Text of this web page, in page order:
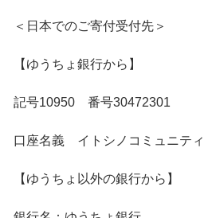
＜日本でのご寄付受付先＞
【ゆうちょ銀行から】
記号10950　番号30472301
口座名義　イトシノコミュニティ
【ゆうちょ以外の銀行から】